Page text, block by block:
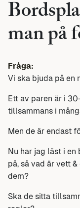
man på
Fråga:
Vi ska bjuda på en
Ett av paren är i
tillsammans i
Men de är endast
Nu har jag läst i
på, så vad är vett
dem?
Ska de sitta